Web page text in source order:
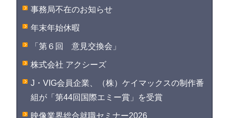
事務局不在のお知らせ
年末年始休暇
「第６回 意見交換会」
株式会社 アクシーズ
J・VIG会員企業、（株）ケイマックスの制作番
組が「第44回国際エミー賞」を受賞
映像業界総合就職セミナー2026